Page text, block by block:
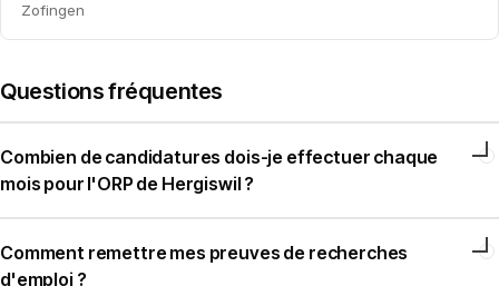
Zofingen
Questions fréquentes
Combien de candidatures dois-je effectuer chaque
mois pour l'ORP de Hergiswil ?
Comment remettre mes preuves de recherches
d'emploi ?